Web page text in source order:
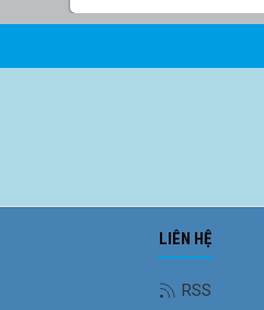
LIÊN HỆ
RSS